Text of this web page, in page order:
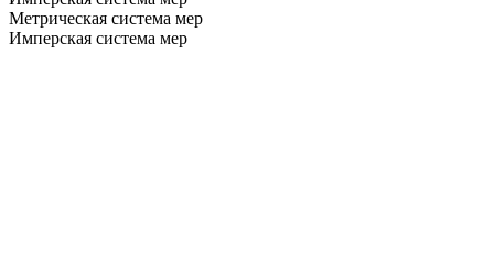
Метрическая система мер
Имперская система мер